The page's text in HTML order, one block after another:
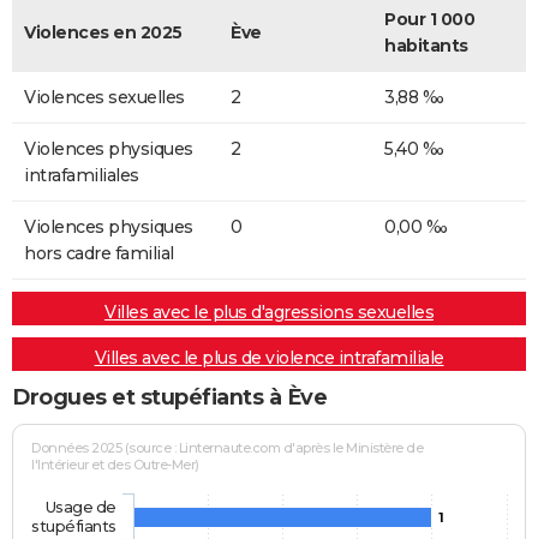
Violences en 2025 Ève
Pour 1 000
habitants
Violences sexuelles 2 3,88 ‰
Violences physiques
intrafamiliales
2 5,40 ‰
Violences physiques
hors cadre familial
0 0,00 ‰
Villes avec le plus d'agressions sexuelles
Villes avec le plus de violence intrafamiliale
Drogues et stupéfiants à Ève
Données 2025 (source : Linternaute.com d'après le Ministère de
l'Intérieur et des Outre-Mer)
1
Usage de
stupéfiants